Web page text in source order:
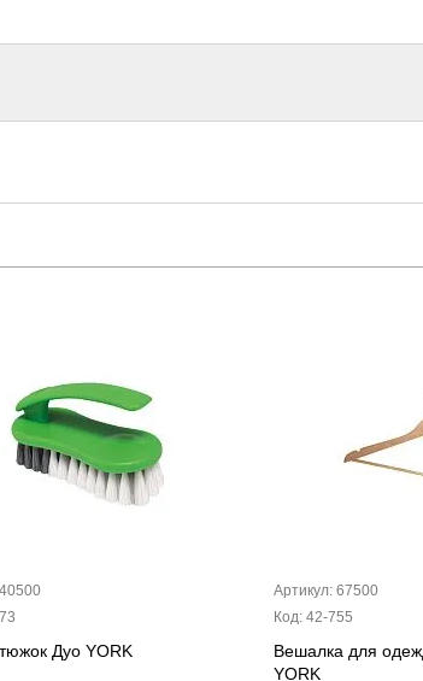
Дуо YORK
Артикул: 67500
Код: 42-755
Вешалка для
YORK